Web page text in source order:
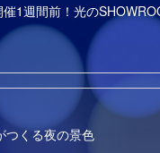
催1週間前！光の
つくる夜の景色